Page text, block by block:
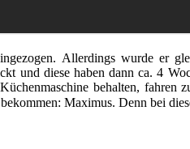
Allerdings wurde er
und diese haben dann ca. 4
behalten,
Maximus. Denn bei